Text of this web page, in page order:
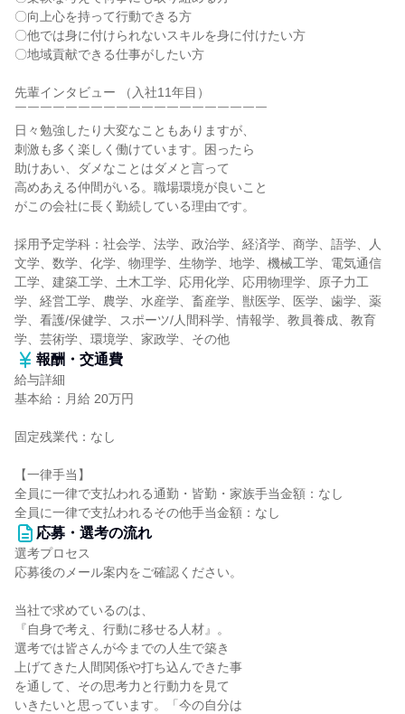
〇向上心を持って行動できる方
〇他では身に付けられないスキルを身に付けたい方
〇地域貢献できる仕事がしたい方
先輩インタビュー （入社11年目）
￣￣￣￣￣￣￣￣￣￣￣￣￣￣￣￣￣￣￣￣
日々勉強したり大変なこともありますが、
刺激も多く楽しく働けています。困ったら
助けあい、ダメなことはダメと言って
高めあえる仲間がいる。職場環境が良いこと
がこの会社に長く勤続している理由です。
採用予定学科：社会学、法学、政治学、経済学、商学、語学、人
文学、数学、化学、物理学、生物学、地学、機械工学、電気通信
工学、建築工学、土木工学、応用化学、応用物理学、原子力工
学、経営工学、農学、水産学、畜産学、獣医学、医学、歯学、薬
学、看護/保健学、スポーツ/人間科学、情報学、教員養成、教育
学、芸術学、環境学、家政学、その他
報酬・交通費
給与詳細
基本給：月給 20万円
固定残業代：なし
【一律手当】
全員に一律で支払われる通勤・皆勤・家族手当金額：なし
全員に一律で支払われるその他手当金額：なし
応募・選考の流れ
選考プロセス
応募後のメール案内をご確認ください。
当社で求めているのは、
『自身で考え、行動に移せる人材』。
選考では皆さんが今までの人生で築き
上げてきた人間関係や打ち込んできた事
を通して、その思考力と行動力を見て
いきたいと思っています。「今の自分は